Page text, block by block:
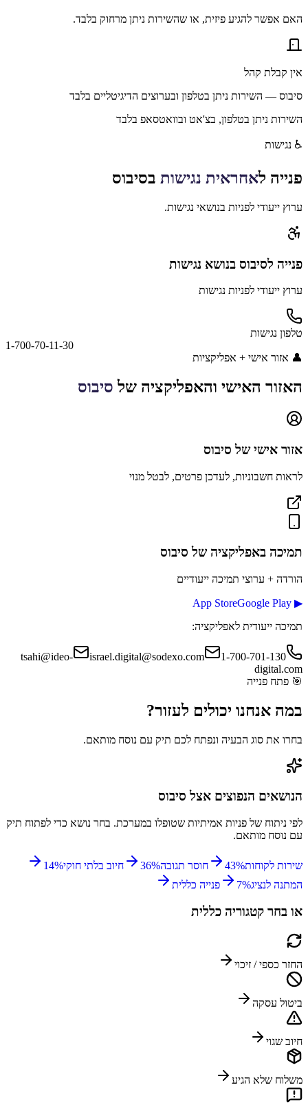
האם אפשר להגיע פיזית, או שהשירות ניתן מרחוק בלבד.
אין קבלת קהל
סיבוס — השירות ניתן בטלפון ובערוצים הדיגיטליים בלבד
השירות ניתן בטלפון, בצ'אט ובוואטסאפ בלבד
♿ נגישות
פנייה לאחראית נגישות בסיבוס
ערוץ ייעודי לפניות בנושאי נגישות.
פנייה לסיבוס בנושא נגישות
ערוץ ייעודי לפניות נגישות
טלפון נגישות
1-700-70-11-30
👤 אזור אישי + אפליקציות
האזור האישי והאפליקציה של סיבוס
אזור אישי של סיבוס
לראות חשבוניות, לעדכן פרטים, לבטל מנוי
תמיכה באפליקציה של סיבוס
הורדה + ערוצי תמיכה ייעודיים
▶
Google Play
App Store
תמיכה ייעודית לאפליקציה:
1-700-701-130
israel.digital@sodexo.com
tsahi@ideo-
digital.com
🎯 פתח פנייה
במה אנחנו יכולים לעזור?
בחרו את סוג הבעיה ונפתח לכם תיק עם נוסח מותאם.
הנושאים הנפוצים אצל סיבוס
לפי ניתוח של פניות אמיתיות שטופלו במערכת. בחר נושא כדי לפתוח תיק
עם נוסח מותאם.
שירות לקוחות 43% חוסר תגובה 36% חיוב בלתי חוקי 14%
המתנה לנציג
7% פנייה כללית
או בחר קטגוריה כללית
החזר כספי / זיכוי
ביטול עסקה
חיוב שגוי
משלוח שלא הגיע